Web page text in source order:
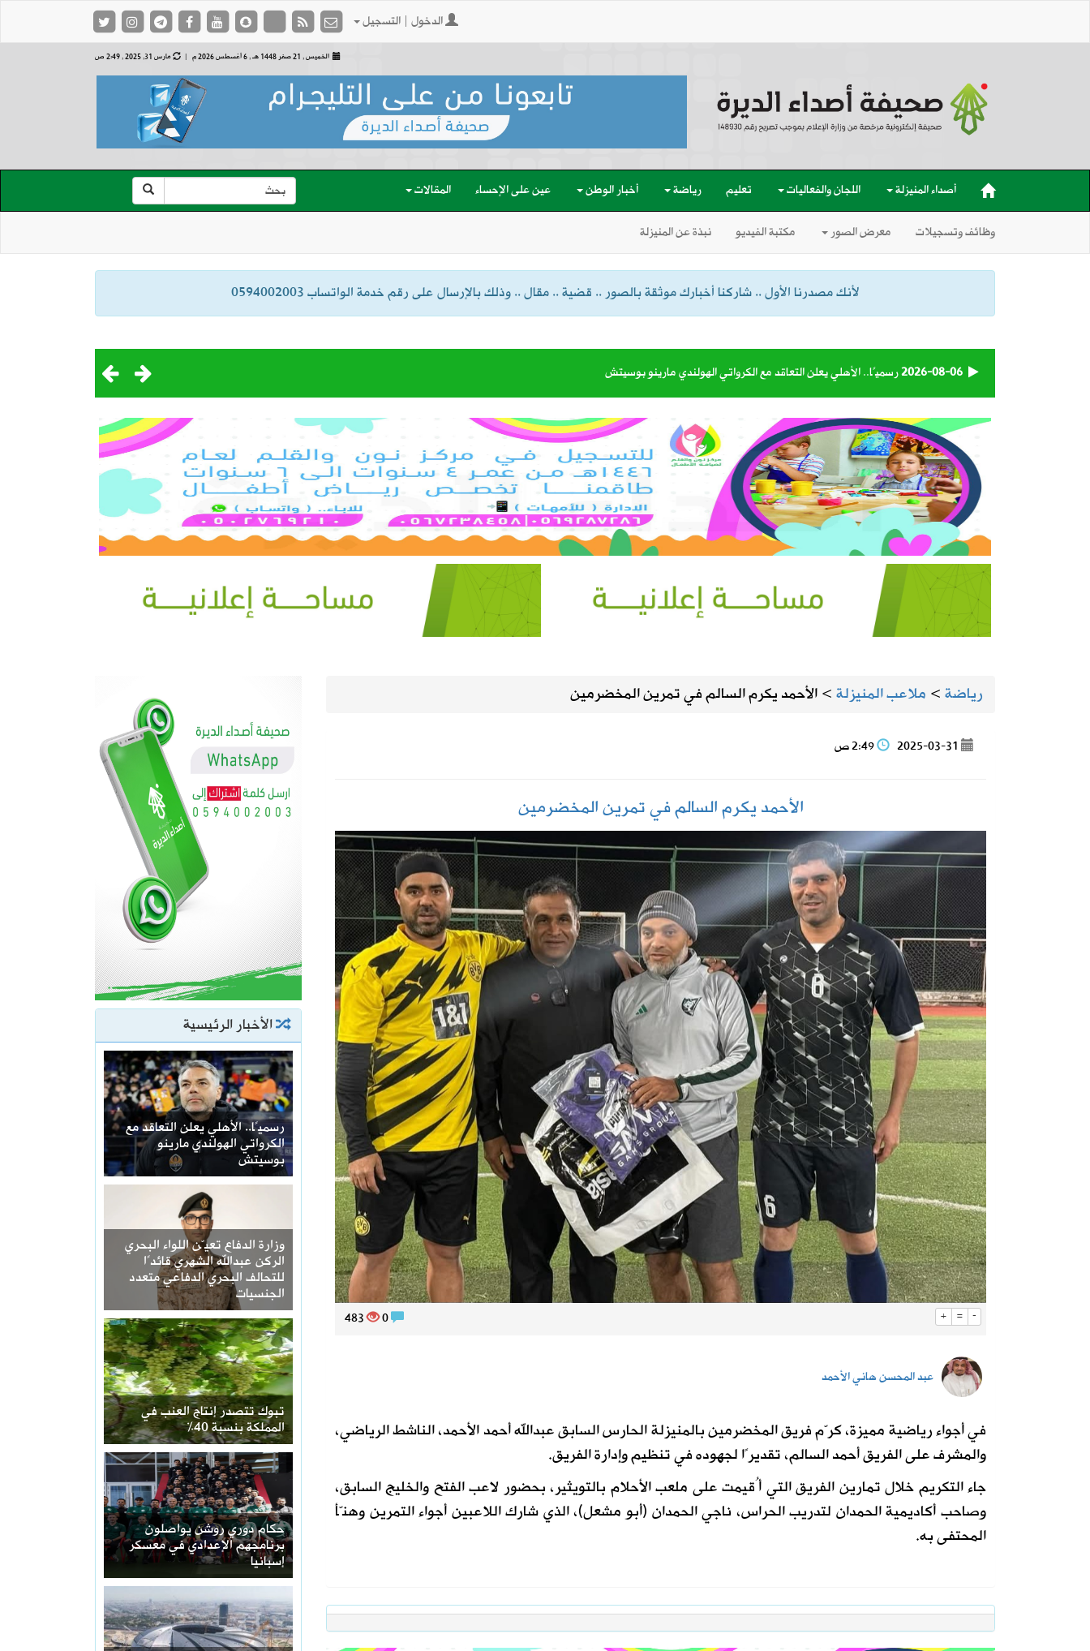
الدخول | التسجيل
الخميس , 21 صفر 1448 هـ , 6 أغسطس 2026 م | مارس 31, 2025 , 2:49 ص
أصداء المنيزلة اللجان والفعاليات تعليم رياضة أخبار الوطن عين على الإحساء المقالات
وظائف وتسجيلات معرض الصور مكتبة الفيديو نبذة عن المنيزلة
لأنك مصدرنا الأول .. شاركنا أخبارك موثقة بالصور .. قضية .. مقال .. وذلك بالإرسال على رقم خدمة الواتساب 0594002003
2026-08-06رسميًا.. الأهلي يعلن التعاقد مع الكرواتي الهولندي مارينو بوسيتش
2026-08-06وزارة الدفاع تعيّن اللواء البحري الركن عبدالله الشهري قائدًا للتحالف البحري الدفاعي متعدد الجنسيات
2026-08-06تبوك تتصدر إنتاج العنب في المملكة بنسبة 40%
2026-08-06 حكام دوري روشن يواصلون برنامجهم الإعدادي في معسكر إسبانيا
2026-08-06استاد أرامكو يقترب من لحظة الافتتاح.. سبتمبر يحسم الجاهزية ونوفمبر موعد الانطلاق
2026-08-06 أمانة الأحساء تنجز تطوير الطريق الرابط بين العقير والطرف لتعزيز السلامة المرورية وكفاءة طرق الواحة
إطلاق تحدي ابتكار أفضل مظلة لضيوف الرحمن
الأخبار الرئيسية
رسميًا.. الأهلي يعلن التعاقد مع
الكرواتي الهولندي مارينو
بوسيتش
وزارة الدفاع تعيّن اللواء البحري
الركن عبدالله الشهري قائدًا
للتحالف البحري الدفاعي متعدد
الجنسيات
تبوك تتصدر إنتاج العنب في
المملكة بنسبة 40%
حكام دوري روشن يواصلون
برنامجهم الإعدادي في معسكر
إسبانيا
رياضة> ملاعب المنيزلة>الأحمد يكرم السالم في تمرين المخضرمين
2025-03-31
الأحمد يكرم السالم في تمرين المخضرمين
+ = -
483
عبد المحسن هاني الأحمد
في أجواء رياضية مميزة، كرّم فريق المخضرمين بالمنيزلة الحارس السابق عبدالله أحمد الأحمد، الناشط الرياضي،
والمشرف على الفريق أحمد السالم، تقديرًا لجهوده في تنظيم وإدارة الفريق.
جاء التكريم خلال تمارين الفريق التي أُقيمت على ملعب الأحلام بالتويثير، بحضور لاعب الفتح والخليج السابق،
وصاحب أكاديمية الحمدان لتدريب الحراس، ناجي الحمدان (أبو مشعل)، الذي شارك اللاعبين أجواء التمرين وهنّأ
المحتفى به.